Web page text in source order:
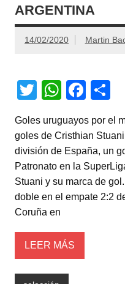
ARGENTINA
14/02/2020 Martin
T
tt
er
W
at
s
A
p
p
F
c
e
b
o
o
p
tir
Goles uruguayos por el
goles de Cristhian
división de España, un
Patronato en la
Stuani y su marca de
doble en el empate 2:2
Coruña en
LEER MÁS